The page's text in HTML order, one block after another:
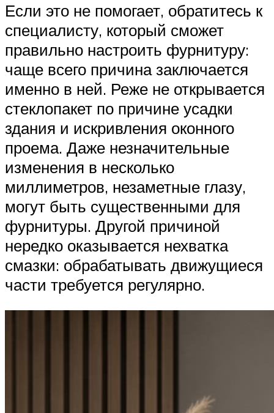
Если это не помогает, обратитесь к
специалисту, который сможет
правильно настроить фурнитуру:
чаще всего причина заключается
именно в ней. Реже не открывается
стеклопакет по причине усадки
здания и искривления оконного
проема. Даже незначительные
изменения в несколько
миллиметров, незаметные глазу,
могут быть существенными для
фурнитуры. Другой причиной
нередко оказывается нехватка
смазки: обрабатывать движущиеся
части требуется регулярно.